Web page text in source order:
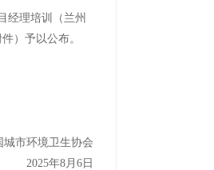
经理培训（兰州
）予以公布。
城市环境卫生协会
2025年8月6日